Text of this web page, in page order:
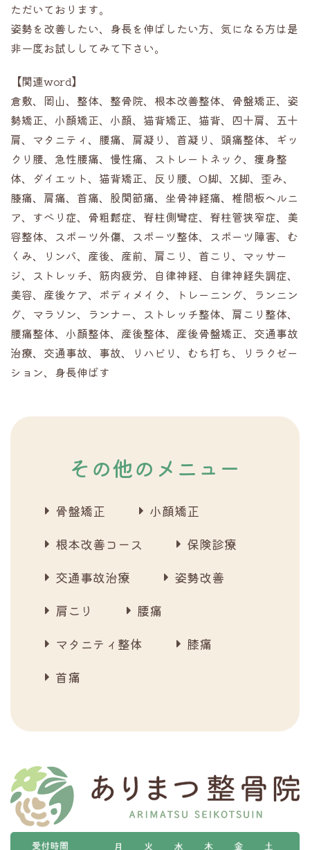
ただいております。
姿勢を改善したい、身長を伸ばしたい方、気になる方は是
非一度お試ししてみて下さい。
【関連word】
倉敷、岡山、整体、整骨院、根本改善整体、骨盤矯正、姿
勢矯正、小顔矯正、小顔、猫背矯正、猫背、四十肩、五十
肩、マタニティ、腰痛、肩凝り、首凝り、頭痛整体、ギッ
クリ腰、急性腰痛、慢性痛、ストレートネック、痩身整
体、ダイエット、猫背矯正、反り腰、O脚、X脚、歪み、
膝痛、肩痛、首痛、股関節痛、坐骨神経痛、椎間板ヘルニ
ア、すべり症、骨粗鬆症、脊柱側彎症、脊柱管狭窄症、美
容整体、スポーツ外傷、スポーツ整体、スポーツ障害、む
くみ、リンパ、産後、産前、肩こり、首こり、マッサー
ジ、ストレッチ、筋肉疲労、自律神経、自律神経失調症、
美容、産後ケア、ボディメイク、トレーニング、ランニン
グ、マラソン、ランナー、ストレッチ整体、肩こり整体、
腰痛整体、小顔整体、産後整体、産後骨盤矯正、交通事故
治療、交通事故、事故、リハビリ、むち打ち、リラクゼー
ション、身長伸ばす
その他のメニュー
骨盤矯正
小顔矯正
根本改善コース
保険診療
交通事故治療
姿勢改善
肩こり
腰痛
マタニティ整体
膝痛
首痛